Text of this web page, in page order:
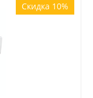
Скидка 10%